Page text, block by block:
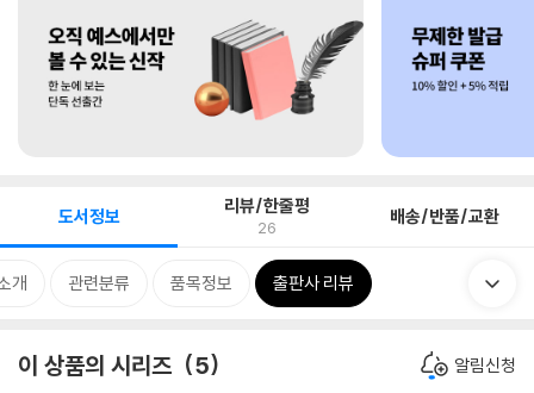
도서정보 리뷰/한줄평
26 배송/반품/교환
개 관련분류 품목정보 출판사 리뷰
이 상품의 시리즈 5 알림신청